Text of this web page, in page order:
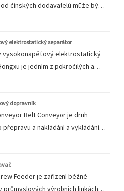
čínských dodavatelů může být
drtících hlušin z ocelového
hliníku, odpadního skla,
drátu, drcení infuzních lahví
elektrostatický separátor
vysokonapěťový elektrostatický
je jedním z pokročilých a
principu elektrostatické
odpuzování ve spojení s různou
k účinnému oddělování a
dopravník
Belt Conveyor je druh
přepravu a nakládání a vykládání
pracovním scénářům.
Feeder je zařízení běžně
průmyslových výrobních linkách,